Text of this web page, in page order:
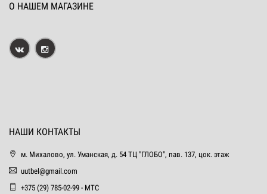
О НАШЕМ МАГАЗИНЕ
НАШИ КОНТАКТЫ
м. Михалово, ул. Уманская, д. 54 ТЦ "ГЛОБО", пав. 137, цок. этаж
uutbel@gmail.com
+375 (29) 785-02-99 - МТС